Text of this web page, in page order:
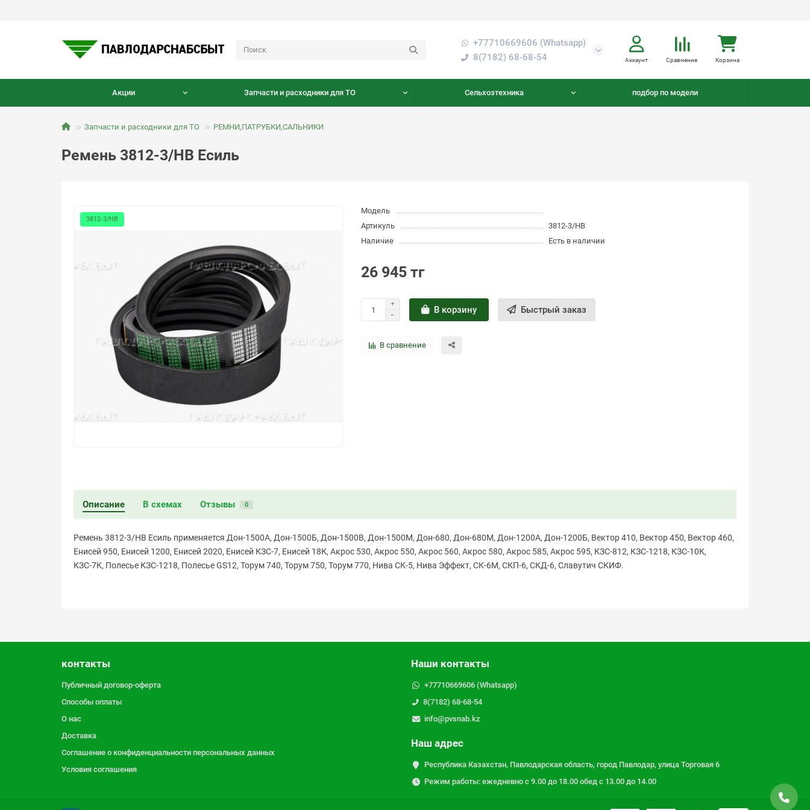
+77710669606 (Whatsapp)
8(7182) 68-68-54
Аккаунт Сравнение Корзина
Акции Запчасти и расходники для ТО Сельхозтехника подбор по модели
Запчасти и расходники для ТО РЕМНИ,ПАТРУБКИ,САЛЬНИКИ
Ремень 3812-3/HB Есиль
3812-3/НВ
Модель
Артикуль
3812-3/НВ
Наличие
Есть в наличии
26 945 тг
В корзину Быстрый заказ
В сравнение
Описание В схемах Отзывы 0
Ремень 3812-3/HB Есиль применяется Дон-1500А, Дон-1500Б, Дон-1500В, Дон-1500М, Дон-680, Дон-680М, Дон-1200А, Дон-1200Б, Вектор 410, Вектор 450, Вектор 460,
Енисей 950, Енисей 1200, Енисей 2020, Енисей КЗС-7, Енисей 18К, Акрос 530, Акрос 550, Акрос 560, Акрос 580, Акрос 585, Акрос 595, КЗС-812, КЗС-1218, КЗС-10К,
КЗС-7К, Полесье КЗС-1218, Полесье GS12, Торум 740, Торум 750, Торум 770, Нива СК-5, Нива Эффект, СК-6М, СКП-6, СКД-6, Славутич СКИФ.
контакты
Публичный договор-оферта
Способы оплаты
О нас
Доставка
Соглашение о конфиденциальности персональных данных
Условия соглашения
Наши контакты
+77710669606 (Whatsapp)
8(7182) 68-68-54
info@pvsnab.kz
Наш адрес
Республика Казахстан, Павлодарская область, город Павлодар, улица Торговая 6
Режим работы: ежедневно с 9.00 до 18.00 обед с 13.00 до 14.00